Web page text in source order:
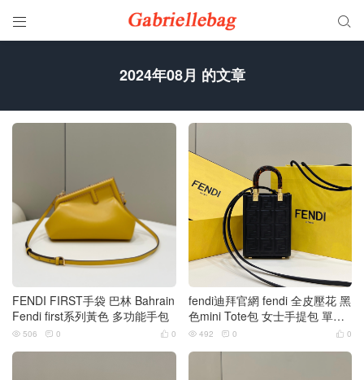
 
2024年08月 的文章
FENDI FIRST手袋 巴林 Bahrain
Fendi first系列黃色 多功能手包
 0
 506  0
fendi迪拜官網 fendi 全皮壓花 黑
色mini Tote包 女士手提包 單肩
斜挎包
 0
 492  0